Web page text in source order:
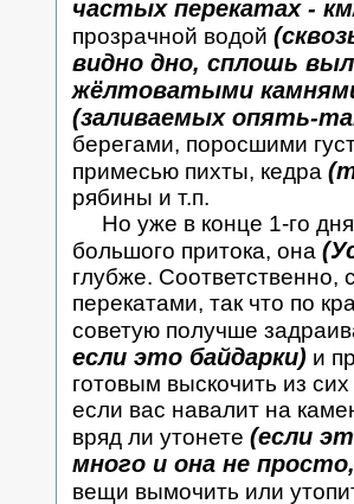
частых перекатах -
прозрачной водой
видно дно, сплошь
жёлтоватыми
(заливаемых опять-
берегами, поросшими
примесью пихты, кедра
рябины и т.п.
Но уже в конце 1-го дня
большого притока, она
глубже. Соответственно,
перекатами, так что по
советую получше
если это байдарки) и
готовым выскочить из
если вас навалит на
вряд ли утонете (если
много и она не
вещи вымочить или